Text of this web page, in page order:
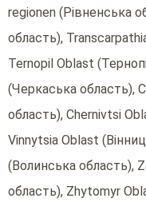
regionen (Рівненська
область),
Ternopil Oblast
(Черкаська область),
область), Chernivtsi
Vinnytsia Oblast
(Волинська область),
область), Zhytomyr